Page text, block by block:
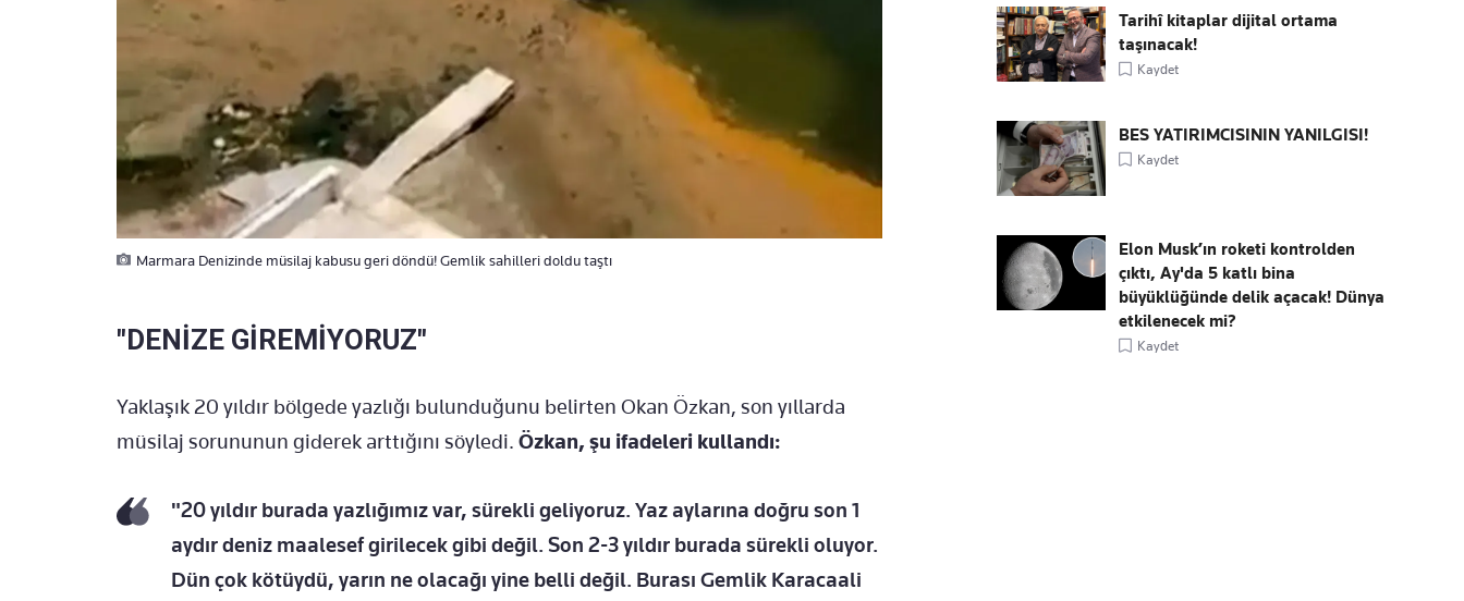
Marmara Denizinde müsilaj kabusu geri döndü! Gemlik sahilleri doldu taştı
"DENİZE GİREMİYORUZ"
Yaklaşık 20 yıldır bölgede yazlığı bulunduğunu belirten Okan Özkan, son yıllarda
müsilaj sorununun giderek arttığını söyledi. Özkan, şu ifadeleri kullandı:
"20 yıldır burada yazlığımız var, sürekli geliyoruz. Yaz aylarına doğru son 1
aydır deniz maalesef girilecek gibi değil. Son 2-3 yıldır burada sürekli oluyor.
Dün çok kötüydü, yarın ne olacağı yine belli değil. Burası Gemlik Karacaali
Tarihî kitaplar dijital ortama
taşınacak!
Kaydet
BES YATIRIMCISININ YANILGISI!
Kaydet
Elon Musk’ın roketi kontrolden
çıktı, Ay'da 5 katlı bina
büyüklüğünde delik açacak! Dünya
etkilenecek mi?
Kaydet